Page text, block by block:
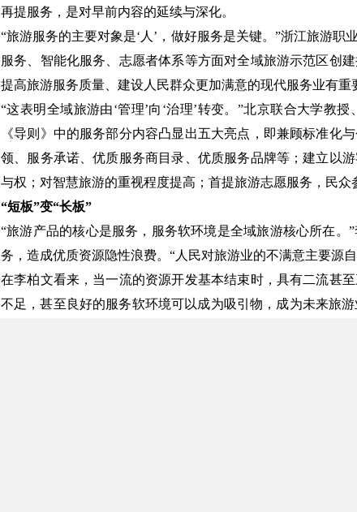
再提服务，是对早前内容的延续与深化。
“旅游服务的主要对象是‘人’，做好服务是关键。”浙江旅游
服务、智能化服务、志愿者体系等方面对全域旅游示范区创
提高旅游服务质量、建设人民群众更加满意的现代服务业有重
“这表明全域旅游由‘管理’向‘治理’转变。”北京联合大学教
《导则》中的服务部分内容凸显出五大亮点，即兼顾标准化
领、服务承诺、优质服务商目录、优质服务品牌等；建立以
与权；对智慧旅游的重视程度提高；首提旅游志愿服务，民众
“短板”变“长板”
“旅游产品的核心是服务，服务软环境是全域旅游核心所在
务，造成优质资源隐性浪费。“人民对旅游业的不满意主要源
在李柏文看来，当一流的资源开发基本结束时，具有二流甚
不足，甚至良好的服务软环境可以成为吸引物，成为未来旅